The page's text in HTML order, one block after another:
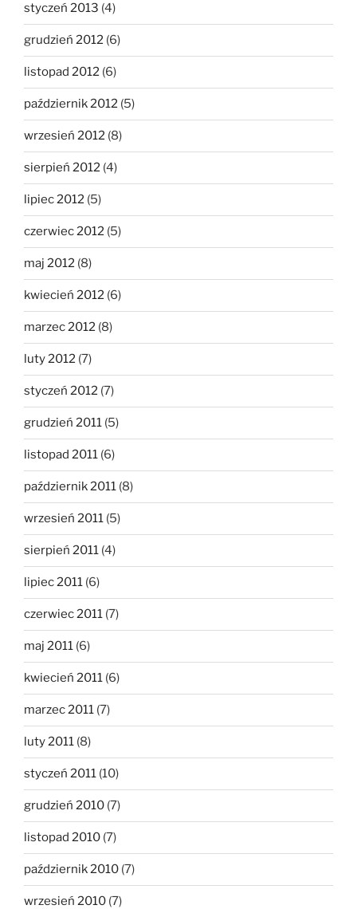
styczeń 2013 (4)
grudzień 2012 (6)
listopad 2012 (6)
październik 2012 (5)
wrzesień 2012 (8)
sierpień 2012 (4)
lipiec 2012 (5)
czerwiec 2012 (5)
maj 2012 (8)
kwiecień 2012 (6)
marzec 2012 (8)
luty 2012 (7)
styczeń 2012 (7)
grudzień 2011 (5)
listopad 2011 (6)
październik 2011 (8)
wrzesień 2011 (5)
sierpień 2011 (4)
lipiec 2011 (6)
czerwiec 2011 (7)
maj 2011 (6)
kwiecień 2011 (6)
marzec 2011 (7)
luty 2011 (8)
styczeń 2011 (10)
grudzień 2010 (7)
listopad 2010 (7)
październik 2010 (7)
wrzesień 2010 (7)